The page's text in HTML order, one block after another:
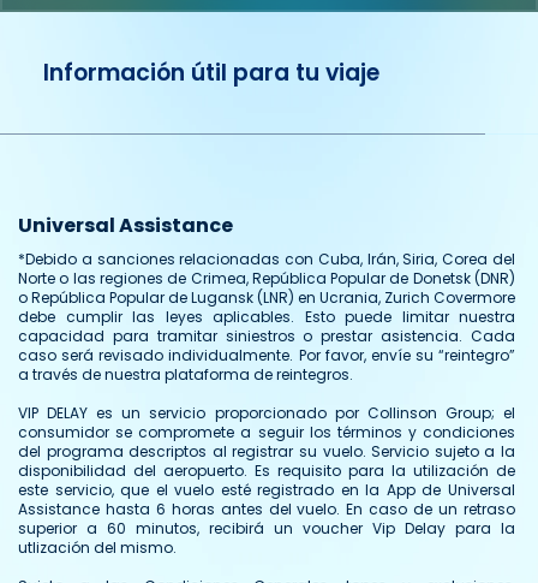
Información útil para tu viaje
Universal Assistance
*Debido a sanciones relacionadas con Cuba, Irán, Siria, Corea del
Norte o las regiones de Crimea, República Popular de Donetsk (DNR)
o República Popular de Lugansk (LNR) en Ucrania, Zurich Covermore
debe cumplir las leyes aplicables. Esto puede limitar nuestra
capacidad para tramitar siniestros o prestar asistencia. Cada
caso será revisado individualmente. Por favor, envíe su “reintegro”
a través de nuestra plataforma de reintegros.
VIP DELAY es un servicio proporcionado por Collinson Group; el
consumidor se compromete a seguir los términos y condiciones
del programa descriptos al registrar su vuelo. Servicio sujeto a la
disponibilidad del aeropuerto. Es requisito para la utilización de
este servicio, que el vuelo esté registrado en la App de Universal
Assistance hasta 6 horas antes del vuelo. En caso de un retraso
superior a 60 minutos, recibirá un voucher Vip Delay para la
utlización del mismo.